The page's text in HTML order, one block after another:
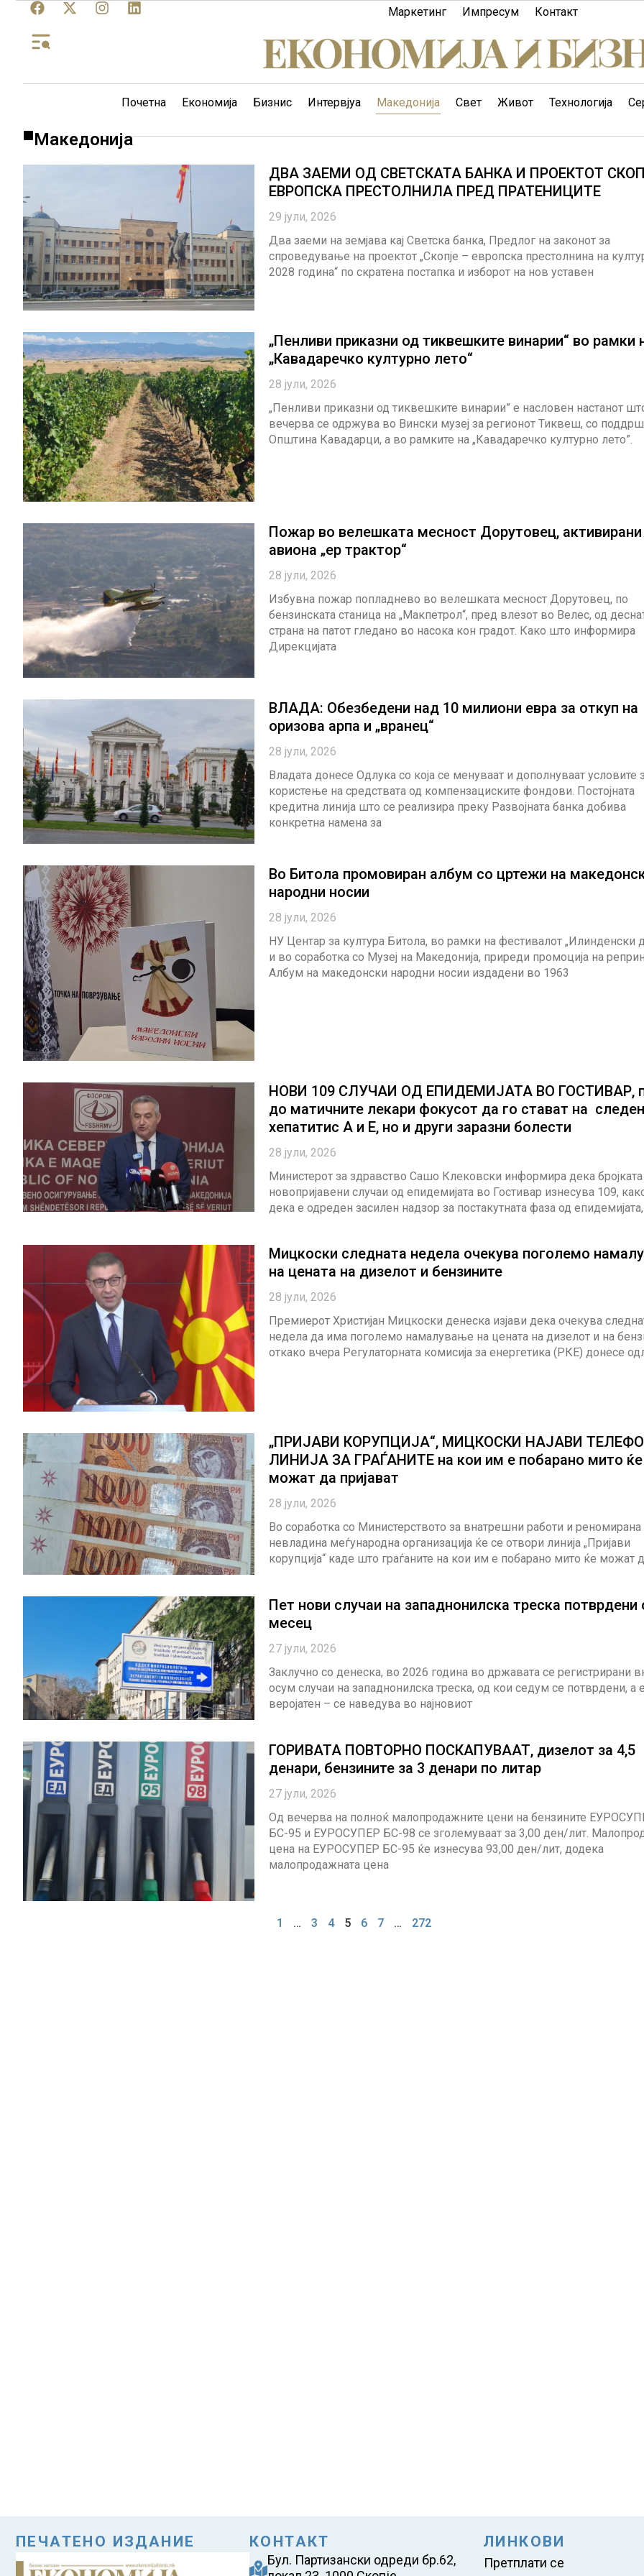
Маркетинг Импресум Контакт
Почетна Економија Бизнис Интервјуа Македонија Свет Живот Технологија
Македонија
ДВА ЗАЕМИ ОД СВЕТСКАТА БАНКА И ПРОЕКТОТ
ЕВРОПСКА ПРЕСТОЛНИЛА ПРЕД ПРАТЕНИЦИТЕ
29 јули, 2026
Два заеми на земјава кај Светска банка, Предлог на законот за
спроведување на проектот „Скопје – европска престолнина на
2028 година“ по скратена постапка и изборот на нов уставен
„Пенливи приказни од тиквешките винарии“ во рамки
„Кавадаречко културно лето“
28 јули, 2026
„Пенливи приказни од тиквешките винарии” е насловен настанот
вечерва се одржува во Вински музеј за регионот Тиквеш, со
Општина Кавадарци, а во рамките на „Кавадаречко културно лето”.
Пожар во велешката месност Дорутовец,
авиона „ер трактор“
28 јули, 2026
Избувна пожар попладнево во велешката месност Дорутовец, по
бензинската станица на „Макпетрол“, пред влезот во Велес, од
страна на патот гледано во насока кон градот. Како што информира
Дирекцијата
ВЛАДА: Обезбедени над 10 милиони евра за откуп на
оризова арпа и „вранец“
28 јули, 2026
Владата донесе Одлука со која се менуваат и дополнуваат условите
користење на средствата од компензациските фондови. Постојната
кредитна линија што се реализира преку Развојната банка добива
конкретна намена за
Во Битола промовиран албум со цртежи на
народни носии
28 јули, 2026
НУ Центар за култура Битола, во рамки на фестивалот „Илинденски
и во соработка со Музеј на Македонија, приреди промоција на
Албум на македонски народни носии издадени во 1963
НОВИ 109 СЛУЧАИ ОД ЕПИДЕМИЈАТА ВО ГОСТИВАР,
до матичните лекари фокусот да го стават на
хепатитис А и Е, но и други заразни болести
28 јули, 2026
Министерот за здравство Сашо Клековски информира дека
новопријавени случаи од епидемијата во Гостивар изнесува 109,
дека е одреден засилен надзор за постакутната фаза од
Мицкоски следната недела очекува поголемо
на цената на дизелот и бензините
28 јули, 2026
Премиерот Христијан Мицкоски денеска изјави дека очекува
недела да има поголемо намалување на цената на дизелот и на
откако вчера Регулаторната комисија за енергетика (РКЕ) донесе
„ПРИЈАВИ КОРУПЦИЈА“, МИЦКОСКИ НАЈАВИ
ЛИНИЈА ЗА ГРАЃАНИТЕ на кои им е побарано мито ќе
можат да пријават
28 јули, 2026
Во соработка со Министерството за внатрешни работи и реномирана
невладина меѓународна организација ќе се отвори линија „Пријави
корупција“ каде што граѓаните на кои им е побарано мито ќе можат
Пет нови случаи на западнонилска треска потврдени
месец
27 јули, 2026
Заклучно со денеска, во 2026 година во државата се регистрирани
осум случаи на западнонилска треска, од кои седум се потврдени, а
веројатен – се наведува во најновиот
ГОРИВАТА ПОВТОРНО ПОСКАПУВААТ, дизелот за 4,5
денари, бензините за 3 денари по литар
27 јули, 2026
Од вечерва на полноќ малопродажните цени на бензините
БС-95 и ЕУРОСУПЕР БС-98 се зголемуваат за 3,00 ден/лит.
цена на ЕУРОСУПЕР БС-95 ќе изнесува 93,00 ден/лит, додека
малопродажната цена
1 … 3 4 5 6 7 … 272
ПЕЧАТЕНО ИЗДАНИЕ КОНТАКТ
Бул. Партизански одреди бр.62,
ЛИНКОВИ
Претплати се